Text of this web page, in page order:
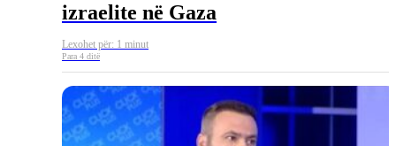
izraelite në Gaza
Lexohet për: 1 minut
Para 4 ditë